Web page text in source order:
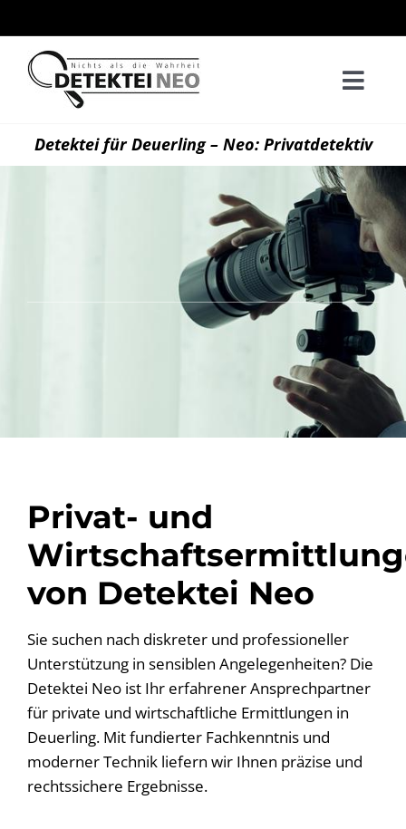
Inhalt
springen
Detektei für Deuerling – Neo: Privatdetektiv
Privat- und
von Detektei Neo
Sie suchen nach diskreter und professioneller
Unterstützung in sensiblen Angelegenheiten? Die
Detektei Neo ist Ihr erfahrener Ansprechpartner
für private und wirtschaftliche Ermittlungen in
Deuerling. Mit fundierter Fachkenntnis und
moderner Technik liefern wir Ihnen präzise und
rechtssichere Ergebnisse.